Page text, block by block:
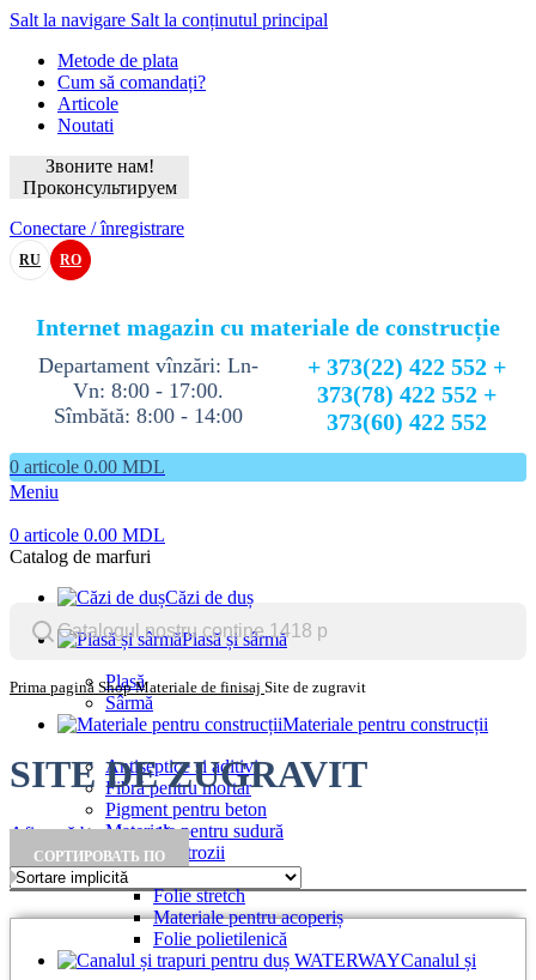
Salt la navigare Salt la conținutul principal
Metode de plata
Cum să comandați?
Articole
Noutati
Звоните нам!
Проконсультируем
Conectare / înregistrare
RU RO
Internet magazin cu materiale de construcție
Departament vînzări: Ln-
Vn: 8:00 - 17:00.
Sîmbătă: 8:00 - 14:00
+ 373(22) 422 552 +
373(78) 422 552 +
373(60) 422 552
0 articole 0.00 MDL
Meniu
0 articole 0.00 MDL
Catalog de marfuri
Căzi de duș
Plasă și sârmă
Plasă
Sârmă
Materiale pentru construcții
Antiseptice și aditivi
Fibră pentru mortar
Pigment pentru beton
Materiale pentru sudură
Electrozii
Învelitoare moale, folii
Folie stretch
Materiale pentru acoperiș
Folie polietilenică
Canalul și
Prima pagină ShopMateriale de finisaj Site de zugravit
SITE DE ZUGRAVIT
Afișează bara laterală
СОРТИРОВАТЬ ПО